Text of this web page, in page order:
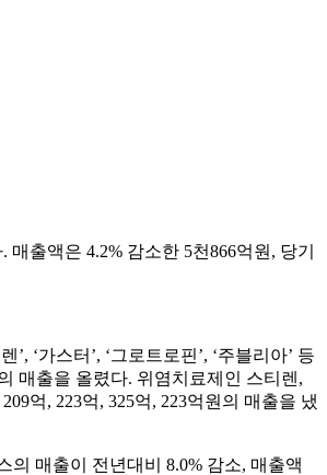
출액은 4.2% 감소한 5천866억원, 당기
‘가스터’, ‘그로트로핀’, ‘주블리아’ 등
매출을 올렸다. 위염치료제인 스티렌,
억, 223억, 325억, 223억원의 매출을 냈
매출이 전년대비 8.0% 감소, 매출액